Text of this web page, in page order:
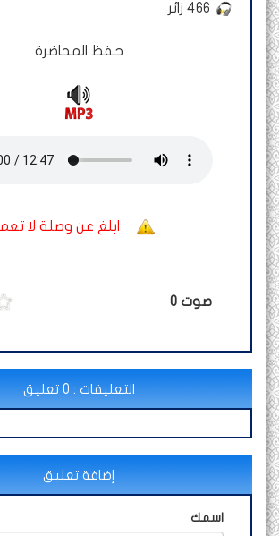
466 زائر
حفظ المحاضرة
ابلغ عن وصلة لا
0 صوت
التعليقات : 0 تعليق
إضافة تعليق
اسمك